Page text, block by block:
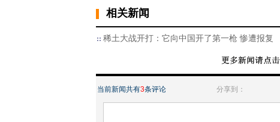
相关新闻
稀土大战开打：它向中国开了第一枪 惨遭报复
当前新闻共有3条评论 分享到：